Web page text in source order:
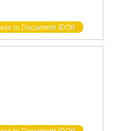
to Document (DOI)